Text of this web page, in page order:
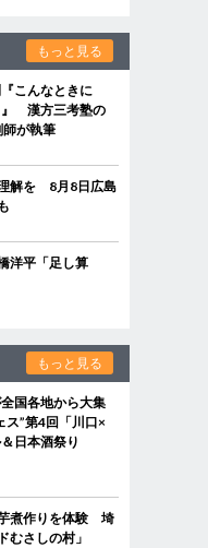
もっと見る
こんなときに
』 漢方三考塾の
が執筆
解を 8月8日広島
洋平「足し算
もっと見る
国各地から大集
”第4回「川口×
日本酒祭り
煮作りを体験 埼
むさしの村」